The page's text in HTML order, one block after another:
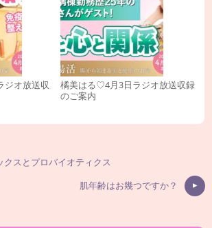
ジオ放送収
橘美はる♡4月3日ラジオ放送収録
のご案内
クスとプロバイオティクス
肌年齢はお幾つですか？